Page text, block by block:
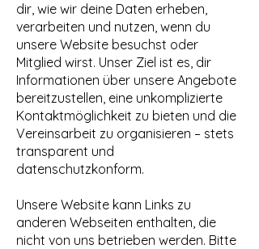
dir, wie wir deine Daten erheben,
verarbeiten und nutzen, wenn du
unsere Website besuchst oder
Mitglied wirst. Unser Ziel ist es, dir
Informationen über unsere Angebote
bereitzustellen, eine unkomplizierte
Kontaktmöglichkeit zu bieten und die
Vereinsarbeit zu organisieren – stets
transparent und
datenschutzkonform.
Unsere Website kann Links zu
anderen Webseiten enthalten, die
nicht von uns betrieben werden. Bitte